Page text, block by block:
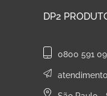
DP2
0800 591